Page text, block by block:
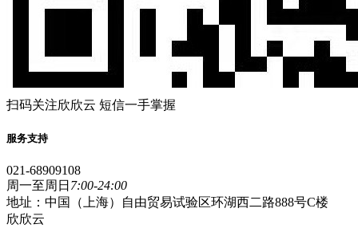
扫码关注欣欣云 短信一手掌握
服务支持
021-68909108
周一至周日 7:00-24:00
地址：中国（上海）自由贸易试验区环湖西二路888号C楼
欣欣云